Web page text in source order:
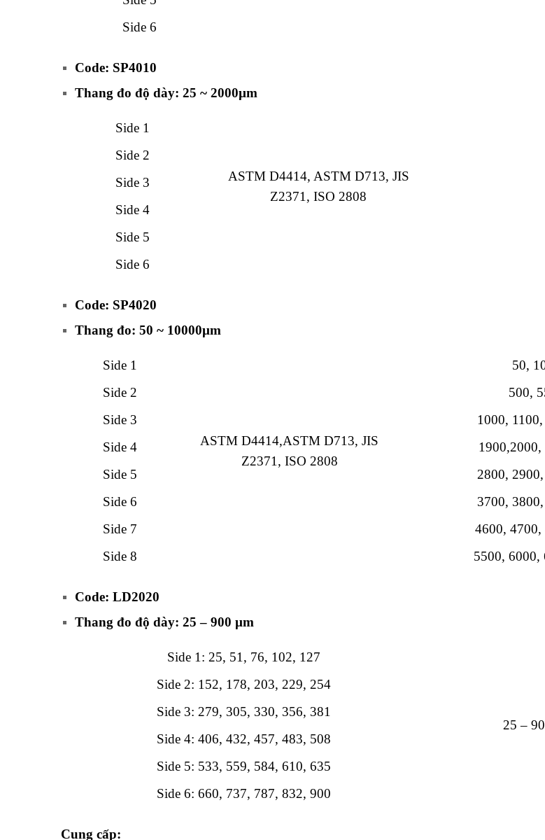
Side 6
Code: SP4010
Thang đo độ dày: 25 ~ 2000µm
Side 1
ASTM D4414, ASTM D713, JIS
Z2371, ISO 2808
Side 2
Side 3
Side 4
Side 5
Side 6
Code: SP4020
Thang đo: 50 ~ 10000µm
Side 1
ASTM D4414,ASTM D713, JIS
Z2371, ISO 2808
50,
Side 2
500,
Side 3
1000,
Side 4
Side 5
2800,
Side 6
3700,
Side 7
4600,
Side 8
5500, 6000,
Code: LD2020
Thang đo độ dày: 25 – 900 µm
Side 1: 25, 51, 76, 102, 127
25 –
Side 2: 152, 178, 203, 229, 254
Side 3: 279, 305, 330, 356, 381
Side 4: 406, 432, 457, 483, 508
Side 5: 533, 559, 584, 610, 635
Side 6: 660, 737, 787, 832, 900
Cung cấp: